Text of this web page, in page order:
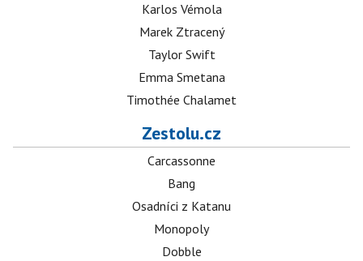
Karlos Vémola
Marek Ztracený
Taylor Swift
Emma Smetana
Timothée Chalamet
Zestolu.cz
Carcassonne
Bang
Osadníci z Katanu
Monopoly
Dobble